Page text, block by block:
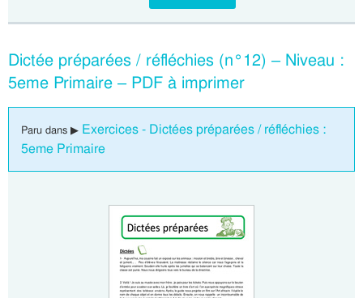
Dictée préparées / réfléchies (n°12) – Niveau :
5eme Primaire – PDF à imprimer
Paru dans ▶ Exercices - Dictées préparées / réfléchies :
5eme Primaire